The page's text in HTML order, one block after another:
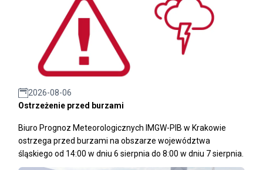
2026-08-06
Ostrzeżenie przed burzami
Biuro Prognoz Meteorologicznych IMGW-PIB w Krakowie
ostrzega przed burzami na obszarze województwa
śląskiego od 14:00 w dniu 6 sierpnia do 8:00 w dniu 7 sierpnia.